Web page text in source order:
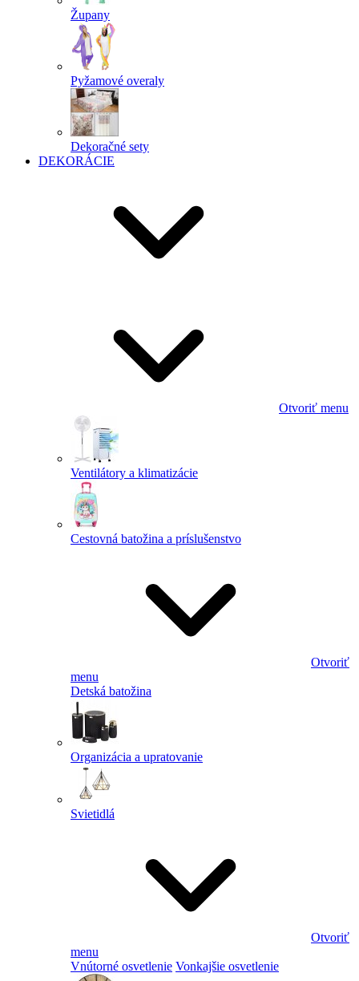
Župany
Pyžamové overaly
Dekoračné sety
DEKORÁCIE
Otvoriť menu
Ventilátory a klimatizácie
Cestovná batožina a príslušenstvo
Otvoriť
menu
Detská batožina
Organizácia a upratovanie
Svietidlá
Otvoriť
menu
Vnútorné osvetlenie Vonkajšie osvetlenie